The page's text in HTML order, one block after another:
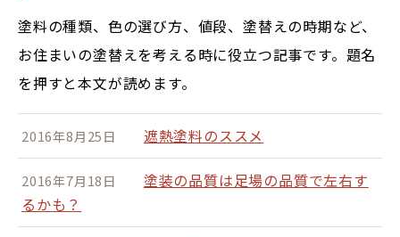
塗料の種類、色の選び方、値段、塗替えの時期など、
お住まいの塗替えを考える時に役立つ記事です。題名
を押すと本文が読めます。
2016年8月25日 遮熱塗料のススメ
2016年7月18日
塗装の品質は足場の品質で左右す
るかも？